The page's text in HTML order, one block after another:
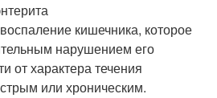
кишечника, которое
нарушением его
от характера течения
или хроническим.